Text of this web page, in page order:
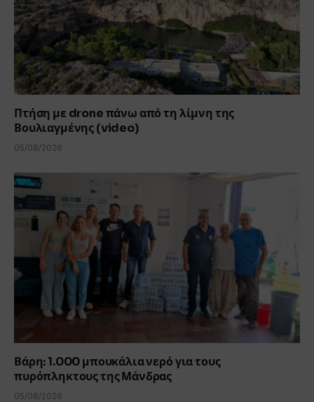
Πτήση με drone πάνω από τη λίμνη της
Βουλιαγμένης (video)
05/08/2026
Βάρη: 1.000 μπουκάλια νερό για τους
πυρόπληκτους της Μάνδρας
05/08/2026